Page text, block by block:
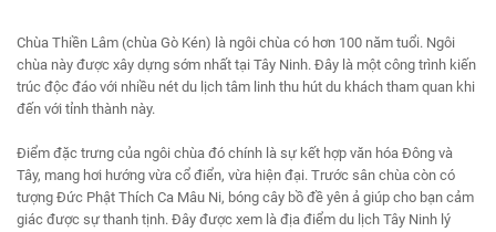
Chùa Thiền Lâm (chùa Gò Kén) là ngôi chùa có hơn 100 năm tuổi. Ngôi
chùa này được xây dựng sớm nhất tại Tây Ninh. Đây là một công trình kiến
trúc độc đáo với nhiều nét du lịch tâm linh thu hút du khách tham quan khi
đến với tỉnh thành này.
Điểm đặc trưng của ngôi chùa đó chính là sự kết hợp văn hóa Đông và
Tây, mang hơi hướng vừa cổ điển, vừa hiện đại. Trước sân chùa còn có
tượng Đức Phật Thích Ca Mâu Ni, bóng cây bồ đề yên ả giúp cho bạn cảm
giác được sự thanh tịnh. Đây được xem là địa điểm du lịch Tây Ninh lý